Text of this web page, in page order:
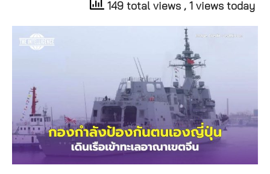
149 total views , 1 views today